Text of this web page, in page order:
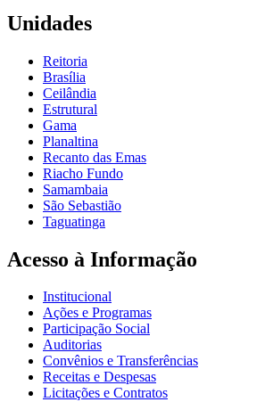
Unidades
Reitoria
Brasília
Ceilândia
Estrutural
Gama
Planaltina
Recanto das Emas
Riacho Fundo
Samambaia
São Sebastião
Taguatinga
Acesso à Informação
Institucional
Ações e Programas
Participação Social
Auditorias
Convênios e Transferências
Receitas e Despesas
Licitações e Contratos